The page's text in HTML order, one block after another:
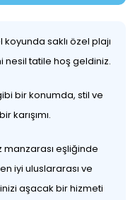
saklı özel plajı
tatile hoş geldiniz.
bir konumda, stil ve
karışımı.
eşliğinde
iyi uluslararası ve
aşacak bir hizmeti